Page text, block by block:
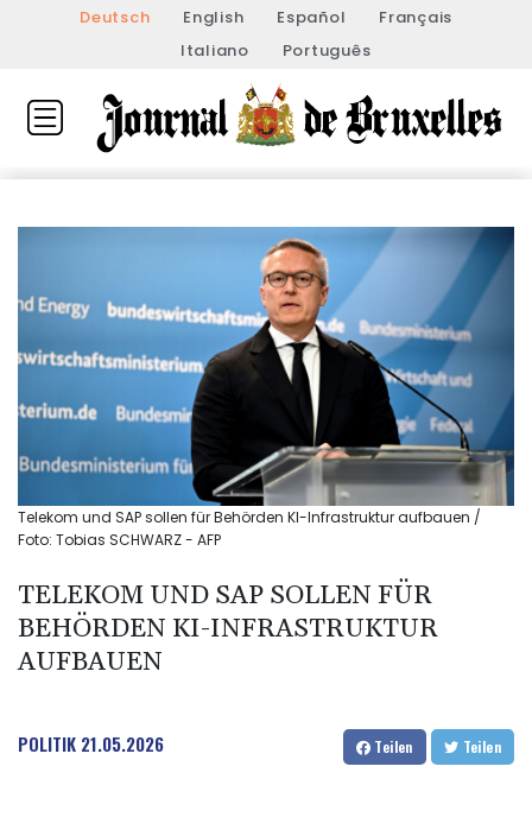
Deutsch English Español
Français
Italiano
Português
Telekom und SAP sollen für Behörden KI-Infrastruktur aufbauen /
Foto: Tobias SCHWARZ - AFP
TELEKOM UND SAP SOLLEN FÜR
BEHÖRDEN KI-INFRASTRUKTUR
AUFBAUEN
POLITIK 21.05.2026 Teilen Teilen